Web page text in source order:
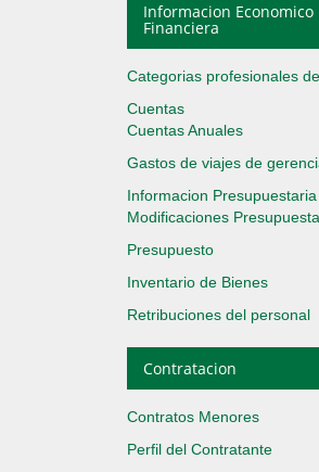
Informacion Economico
Financiera
Categorias profesionales
Cuentas
Cuentas Anuales
Gastos de viajes de
Informacion Presupuestaria
Modificaciones
Presupuesto
Inventario de Bienes
Retribuciones del personal
Contratacion
Contratos Menores
Perfil del Contratante